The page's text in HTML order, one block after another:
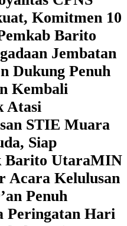
Komitmen 10
Barito
Jembatan
Dukung Penuh
Kembali
Atasi
STIE Muara
Siap
Barito UtaraMIN
Acara Kelulusan
Penuh
Peringatan Hari